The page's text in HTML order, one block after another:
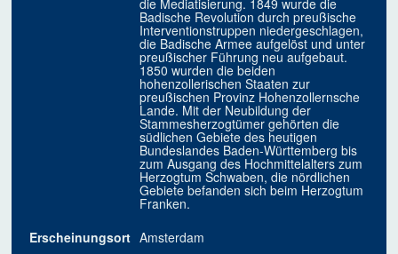
die Mediatisierung. 1849 wurde die
Badische Revolution durch preußische
Interventionstruppen niedergeschlagen,
die Badische Armee aufgelöst und unter
preußischer Führung neu aufgebaut.
1850 wurden die beiden
hohenzollerischen Staaten zur
preußischen Provinz Hohenzollernsche
Lande. Mit der Neubildung der
Stammesherzogtümer gehörten die
südlichen Gebiete des heutigen
Bundeslandes Baden-Württemberg bis
zum Ausgang des Hochmittelalters zum
Herzogtum Schwaben, die nördlichen
Gebiete befanden sich beim Herzogtum
Franken.
Erscheinungsort Amsterdam